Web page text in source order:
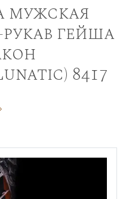
мужская
гейша
8417